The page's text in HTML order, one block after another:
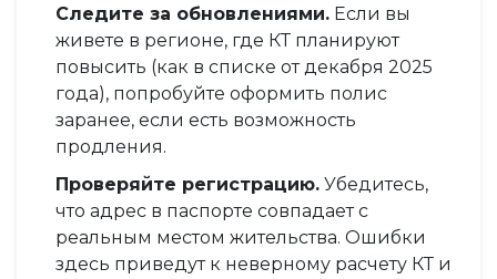
Следите за обновлениями. Если вы
живете в регионе, где КТ планируют
повысить (как в списке от декабря 2025
года), попробуйте оформить полис
заранее, если есть возможность
продления.
Проверяйте регистрацию. Убедитесь,
что адрес в паспорте совпадает с
реальным местом жительства. Ошибки
здесь приведут к неверному расчету КТ и